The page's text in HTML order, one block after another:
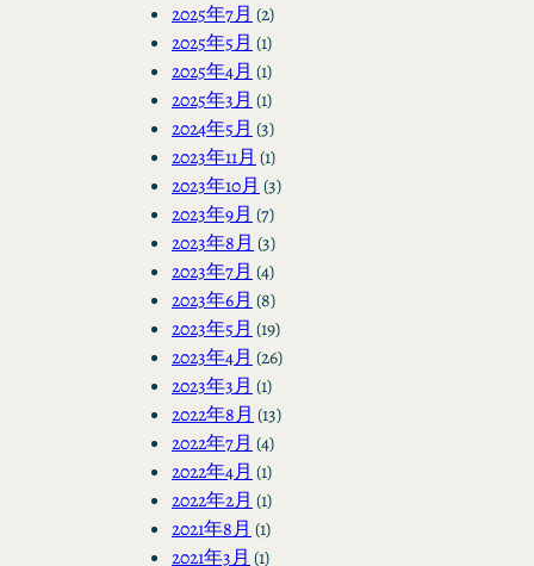
2025年7月 (2)
2025年5月 (1)
2025年4月 (1)
2025年3月 (1)
2024年5月 (3)
2023年11月 (1)
2023年10月 (3)
2023年9月 (7)
2023年8月 (3)
2023年7月 (4)
2023年6月 (8)
2023年5月 (19)
2023年4月 (26)
2023年3月 (1)
2022年8月 (13)
2022年7月 (4)
2022年4月 (1)
2022年2月 (1)
2021年8月 (1)
2021年3月 (1)